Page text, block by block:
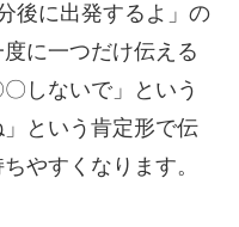
後に出発するよ」の
に一つだけ伝える
しないで」という
という肯定形で伝
やすくなります。